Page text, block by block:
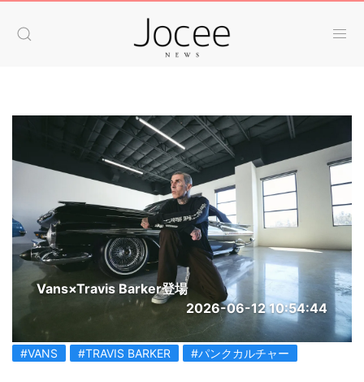
Vans×Travis Barker登場
2026-06-12 10:54:44
#VANS #TRAVIS BARKER #パンクカルチャー